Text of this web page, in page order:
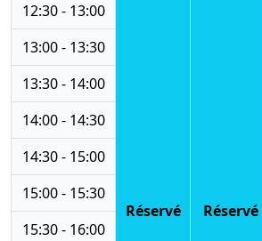
Réservé Réservé
12:30 - 13:00
13:00 - 13:30
13:30 - 14:00
14:00 - 14:30
14:30 - 15:00
15:00 - 15:30
15:30 - 16:00